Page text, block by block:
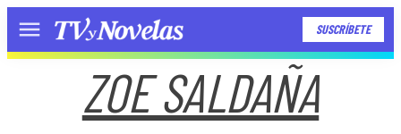
Menú SUSCRÍBETE
ZOE SALDAÑA